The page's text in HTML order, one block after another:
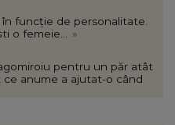
funcție de personalitate.
o femeie...
»
pentru un păr atât
anume a ajutat-o când